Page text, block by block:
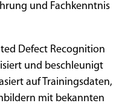
und Fachkenntnis
Defect Recognition
und beschleunigt
auf Trainingsdaten,
mit bekannten